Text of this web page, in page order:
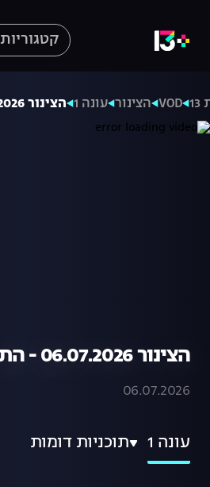
קטגוריות
VOD הצינור עונה 1 הצינור 06.07.2026 - התוכנית המלאה
הצינור 06.07.2026 - התוכנית המלאה
06.07.2026
עונה 1 תוכניות דומות